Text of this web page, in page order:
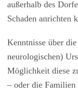
außerhalb des
Schaden anrichten
Kenntnisse über
neurologischen)
Möglichkeit diese
– oder die Familien